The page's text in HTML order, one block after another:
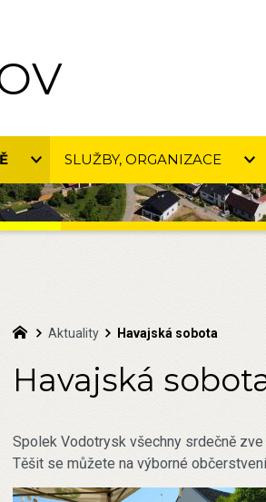
SLUŽBY, ORGANIZACE
Aktuality Havajská sobota
Havajská
Spolek Vodotrysk všechny srdečně
Těšit se můžete na výborné